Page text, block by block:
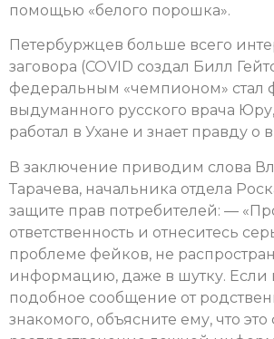
помощью «белого порошка».
Петербуржцев больше всего
заговора (COVID создал Билл
федеральным «чемпионом» стал
выдуманного русского врача
работал в Ухане и знает правду о
В заключение приводим слова
Тарачева, начальника отдела
защите прав потребителей: —
ответственность и отнеситесь
проблеме фейков, не
информацию, даже в шутку.
подобное сообщение от
знакомого, объясните ему, что это